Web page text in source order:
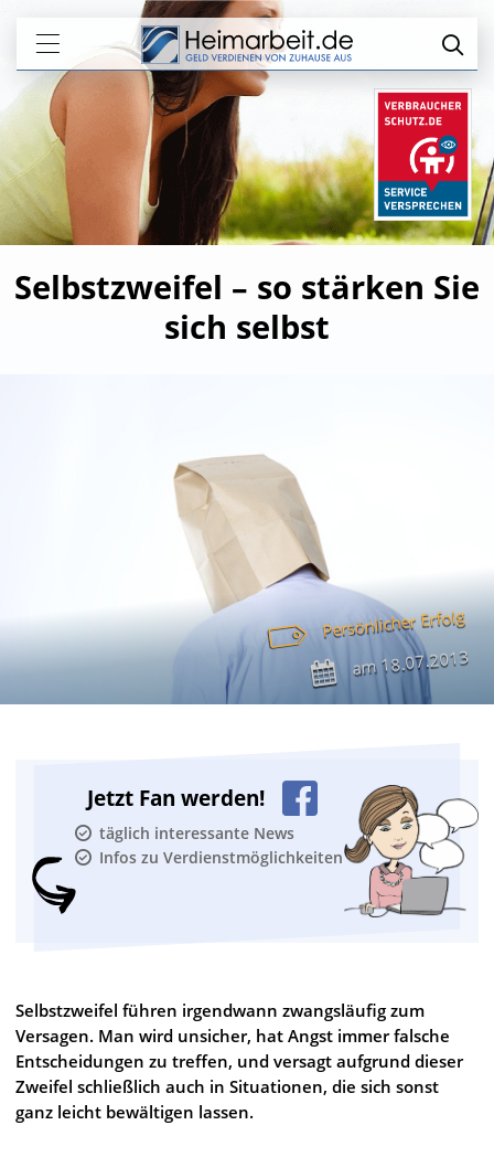
Selbstzweifel – so stärken Sie
sich selbst
Persönlicher Erfolg
am18.07.2013
Jetzt Fan werden!
täglich interessante News
Infos zu Verdienstmöglichkeiten
Selbstzweifel führen irgendwann zwangsläufig zum
Versagen. Man wird unsicher, hat Angst immer falsche
Entscheidungen zu treffen, und versagt aufgrund dieser
Zweifel schließlich auch in Situationen, die sich sonst
ganz leicht bewältigen lassen.